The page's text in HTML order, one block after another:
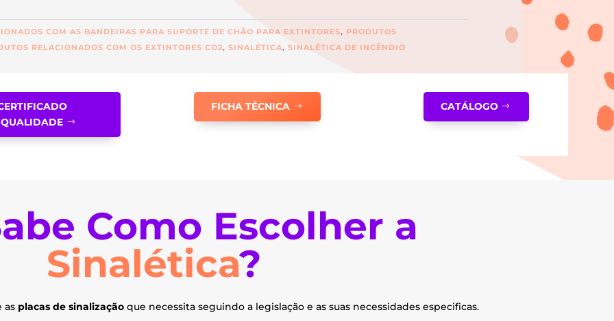
COM AS BANDEIRAS PARA SUPORTE DE CHÃO PARA EXTINTORES, PRODUTOS
RELACIONADOS COM OS EXTINTORES CO2,SINALÉTICA,SINALÉTICA DE INCÊNDIO
QUALIDADE
FICHA TÉCNICA CATÁLOGO
Como Escolher a
Sinalética?
as placas de sinalização que necessita seguindo a legislação e as suas necessidades especificas.